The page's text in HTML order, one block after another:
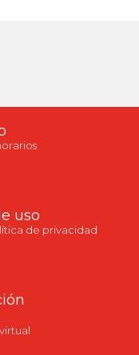
uso
de privacidad